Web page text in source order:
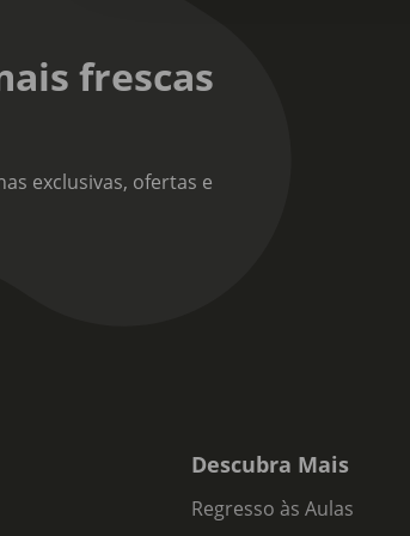
frescas
exclusivas, ofertas e
Descubra Mais
Regresso às Aulas